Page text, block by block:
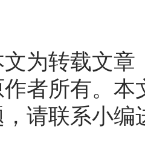
为转载文
者所有。
请联系小编